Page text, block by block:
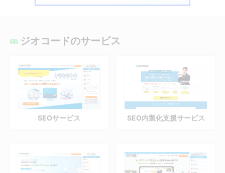
ジオコードのサービス
SEOサービス SEO内製化支援サービス